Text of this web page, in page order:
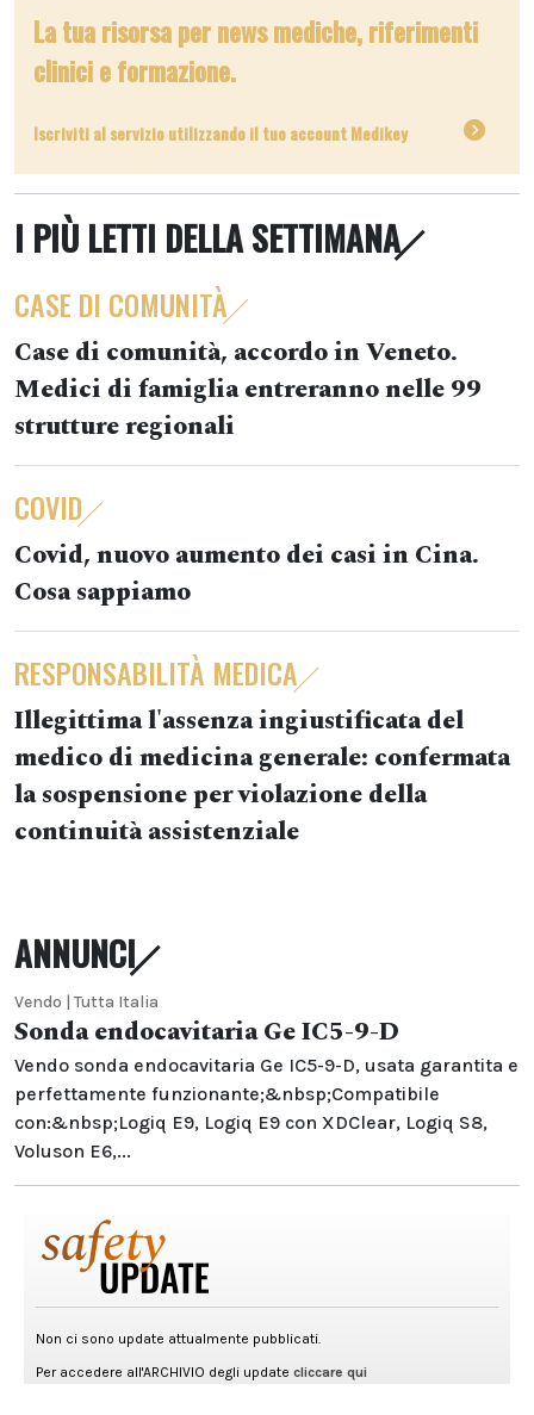
La tua risorsa per news mediche, riferimenti
clinici e formazione.
Iscriviti al servizio utilizzando il tuo account Medikey
I PIÙ LETTI DELLA SETTIMANA
CASE DI COMUNITÀ
Case di comunità, accordo in Veneto.
Medici di famiglia entreranno nelle 99
strutture regionali
COVID
Covid, nuovo aumento dei casi in Cina.
Cosa sappiamo
RESPONSABILITÀ MEDICA
Illegittima l'assenza ingiustificata del
medico di medicina generale: confermata
la sospensione per violazione della
continuità assistenziale
ANNUNCI
Vendo | Tutta Italia
Sonda endocavitaria Ge IC5-9-D
Vendo sonda endocavitaria Ge IC5-9-D, usata garantita e
perfettamente funzionante;&nbsp;Compatibile
con:&nbsp;Logiq E9, Logiq E9 con XDClear, Logiq S8,
Voluson E6,...